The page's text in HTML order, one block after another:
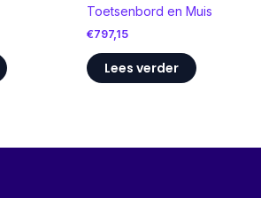
Toetsenbord en Muis
€797,15
Lees verder